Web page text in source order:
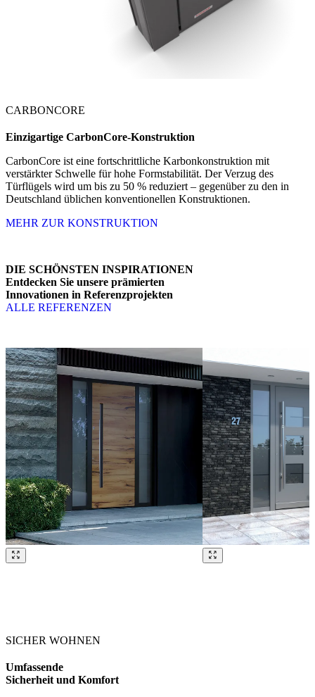
CARBONCORE
Einzigartige CarbonCore-Konstruktion
CarbonCore ist eine fortschrittliche Karbonkonstruktion mit
verstärkter Schwelle für hohe Formstabilität. Der Verzug des
Türflügels wird um bis zu 50 % reduziert – gegenüber zu den in
Deutschland üblichen konventionellen Konstruktionen.
MEHR ZUR KONSTRUKTION
DIE SCHÖNSTEN INSPIRATIONEN
Entdecken Sie unsere prämierten
Innovationen in Referenzprojekten
ALLE REFERENZEN
SICHER WOHNEN
Umfassende
Sicherheit und Komfort